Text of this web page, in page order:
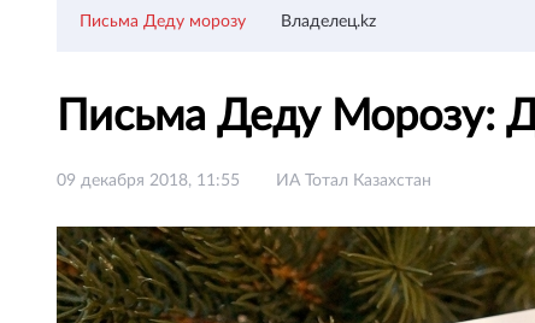
Письма Деду морозу Владелец.kz
Письма Деду Морозу:
09 декабря 2018, 11:55 ИА Тотал Казахстан